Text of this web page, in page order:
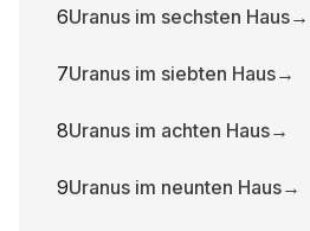
6Uranus im sechsten Haus→
7Uranus im siebten Haus→
8Uranus im achten Haus→
9Uranus im neunten Haus→